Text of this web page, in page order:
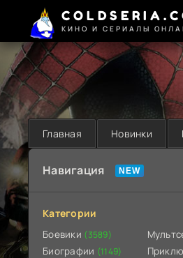
КИНО И СЕРИАЛЫ
Главная Новинки
Навигация
Категории
Боевики (3589)
Биографии (1149)